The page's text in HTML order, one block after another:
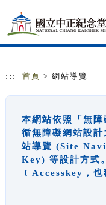
::: 首頁 > 網站導覽
本網站依照「無
循無障礙網站設
站導覽 (Site
Key) 等設計方式
﹝Accesskey，也